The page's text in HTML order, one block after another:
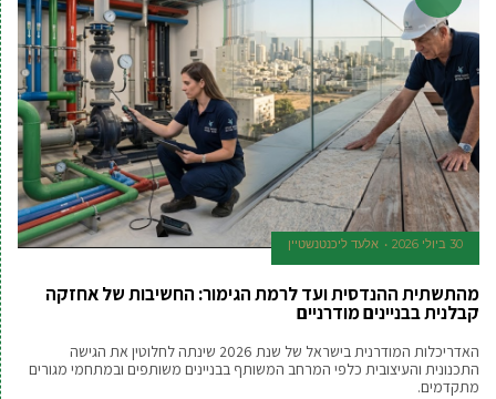
30 ביולי 2026 אלעד ליכנטנשטיין
מהתשתית ההנדסית ועד לרמת הגימור: החשיבות של אחזקה
קבלנית בבניינים מודרניים
האדריכלות המודרנית בישראל של שנת 2026 שינתה לחלוטין את הגישה
התכנונית והעיצובית כלפי המרחב המשותף בבניינים משותפים ובמתחמי מגורים
מתקדמים.